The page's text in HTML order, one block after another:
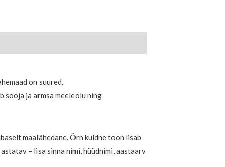
on suured.
sooja ja armsa meeleolu ning
maalähedane. Õrn kuldne toon lisab
– lisa sinna nimi, hüüdnimi, aastaarv